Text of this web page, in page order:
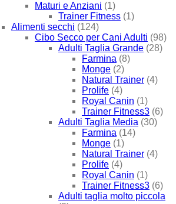
Maturi e Anziani (1)
Trainer Fitness (1)
Alimenti secchi (124)
Cibo Secco per Cani Adulti (98)
Adulti Taglia Grande (28)
Farmina (8)
Monge (2)
Natural Trainer (4)
Prolife (4)
Royal Canin (1)
Trainer Fitness3 (6)
Adulti Taglia Media (30)
Farmina (14)
Monge (1)
Natural Trainer (4)
Prolife (4)
Royal Canin (1)
Trainer Fitness3 (6)
Adulti taglia molto piccola